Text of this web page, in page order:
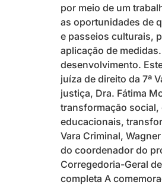
por meio de um
as oportunidades de
e passeios culturais,
aplicação de
desenvolvimento.
juíza de direito da 7ª
justiça, Dra. Fátima
transformação
educacionais,
Vara Criminal,
do coordenador do
Corregedoria-Geral
completa A